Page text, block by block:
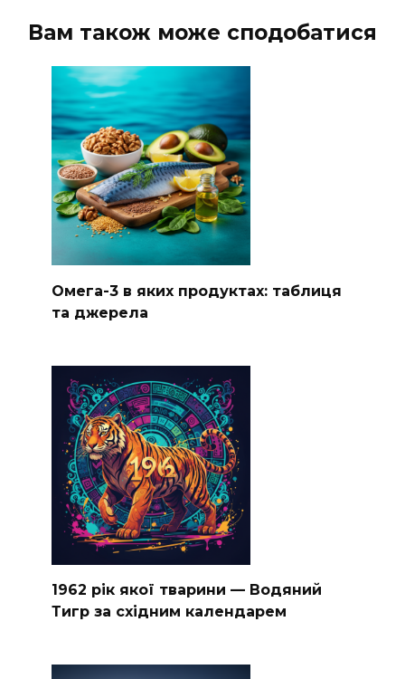
Вам також може сподобатися
Омега-3 в яких продуктах: таблиця
та джерела
1962 рік якої тварини — Водяний
Тигр за східним календарем